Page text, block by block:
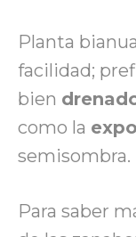
Planta
facilidad;
bien
como la
semisombra.
Para saber